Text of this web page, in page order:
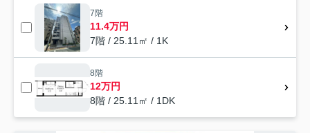
7階
11.4万円
7階 / 25.11㎡ / 1K
8階
12万円
8階 / 25.11㎡ / 1DK